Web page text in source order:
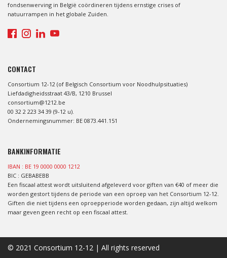
fondsenwerving in België coördineren tijdens ernstige crises of
natuurrampen in het globale Zuiden.
CONTACT
Consortium 12-12 (of Belgisch Consortium voor Noodhulpsituaties)
Liefdadigheidsstraat 43/B, 1210 Brussel
consortium@1212.be
00 32 2 223 34 39 (9-12 u).
Ondernemingsnummer: BE 0873.441.151
BANKINFORMATIE
IBAN : BE 19 0000 0000 1212
BIC : GEBABEBB
Een fiscaal attest wordt uitsluitend afgeleverd voor giften van €40 of meer die
worden gestort tijdens de periode van een oproep van het Consortium 12-12.
Giften die niet tijdens een oproepperiode worden gedaan, zijn altijd welkom
maar geven geen recht op een fiscaal attest.
© 2021 Consortium 12-12 | All rights reserved